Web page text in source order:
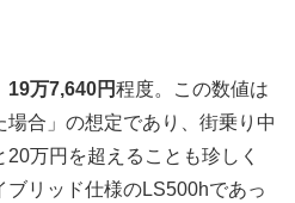
19万7,640円程度。この数値は
場合」の想定であり、街乗り中
万円を超えることも珍しく
リッド仕様のLS500hであっ